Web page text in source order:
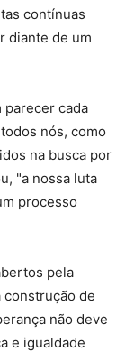
contínuas
diante de um
parecer cada
nós, como
na busca por
"a nossa luta
processo
pela
construção de
não deve
e igualdade